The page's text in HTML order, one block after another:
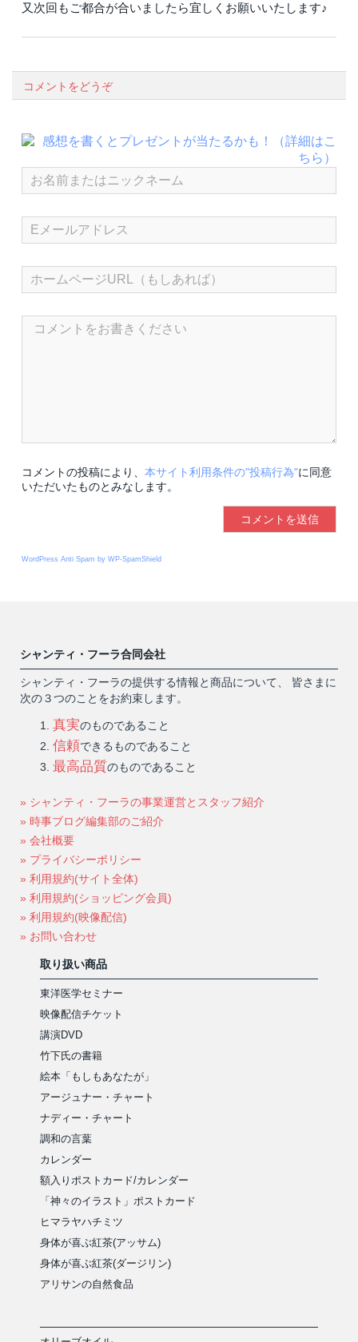
又次回もご都合が合いましたら宜しくお願いいたします♪
コメントをどうぞ
コメントの投稿により、 本サイト利用条件の"投稿行為"に同意
いただいたものとみなします。
WordPress Anti Spam by WP-SpamShield
シャンティ・フーラ合同会社
シャンティ・フーラの提供する情報と商品について、 皆さまに
次の３つのことをお約束します。
真実のものであること
信頼できるものであること
最高品質のものであること
» シャンティ・フーラの事業運営とスタッフ紹介
» 時事ブログ編集部のご紹介
» 会社概要
» プライバシーポリシー
» 利用規約(サイト全体)
» 利用規約(ショッピング会員)
» 利用規約(映像配信)
» お問い合わせ
取り扱い商品
東洋医学セミナー
映像配信チケット
講演DVD
竹下氏の書籍
絵本「もしもあなたが」
アージュナー・チャート
ナディー・チャート
調和の言葉
カレンダー
額入りポストカード/カレンダー
「神々のイラスト」ポストカード
ヒマラヤハチミツ
身体が喜ぶ紅茶(アッサム)
身体が喜ぶ紅茶(ダージリン)
アリサンの自然食品